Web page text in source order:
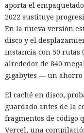
aporta el
2022 sustituye
En la nueva versión
disco y el
instancia con 50 rutas
alrededor de 840
gigabytes — un ahorro
El caché en disco,
guardado antes de la
fragmentos de código
Vercel, una